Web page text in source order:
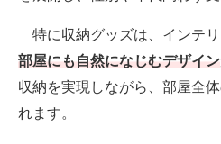
経営リーダーのコミュニティ
ITエンジニア向け専門サイト
特に収納グッズは、インテリ
部屋にも自然になじむデザイン
収納を実現しながら、部屋全
れます。